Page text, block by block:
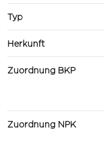
Typ
Herkunft
Zuordnung BKP
Zuordnung NPK